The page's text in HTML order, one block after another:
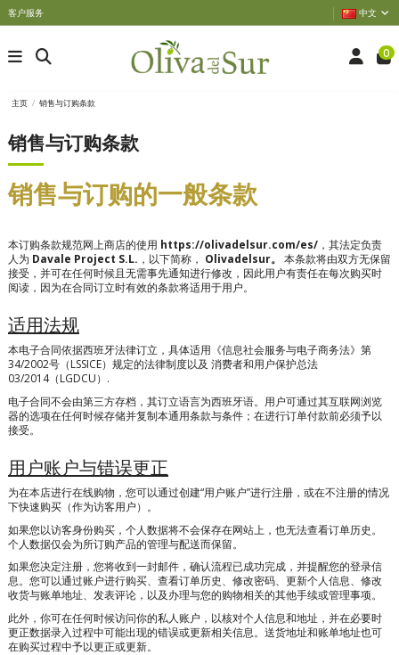
客户服务 中文
0
主页 销售与订购条款
销售与订购条款
销售与订购的一般条款
本订购条款规范网上商店的使用 https://olivadelsur.com/es/ ，其法定负责
人为 Davale Project S.L. ，以下简称， Olivadelsur。 本条款将由双方无保留
接受，并可在任何时候且无需事先通知进行修改，因此用户有责任在每次购买时
阅读，因为在合同订立时有效的条款将适用于用户。
适用法规
本电子合同依据西班牙法律订立，具体适用《信息社会服务与电子商务法》第
34/2002号（LSSICE）规定的法律制度以及 消费者和用户保护总法
03/2014（LGDCU） .
电子合同不会由第三方存档，其订立语言为西班牙语。用户可通过其互联网浏览
器的选项在任何时候存储并复制本通用条款与条件；在进行订单付款前必须予以
接受。
用户账户与错误更正
为在本店进行在线购物，您可以通过创建“用户账户”进行注册，或在不注册的情况
下快速购买（作为访客用户）。
如果您以访客身份购买，个人数据将不会保存在网站上，也无法查看订单历史。
个人数据仅会为所订购产品的管理与配送而保留。
如果您决定注册，您将收到一封邮件，确认流程已成功完成，并提醒您的登录信
息。您可以通过账户进行购买、查看订单历史、修改密码、更新个人信息、修改
收货与账单地址、发表评论，以及办理与您的购物相关的其他手续或管理事项。
此外，你可在任何时候访问你的私人账户，以核对个人信息和地址，并在必要时
更正数据录入过程中可能出现的错误或更新相关信息。送货地址和账单地址也可
在购买过程中予以更正或更新。